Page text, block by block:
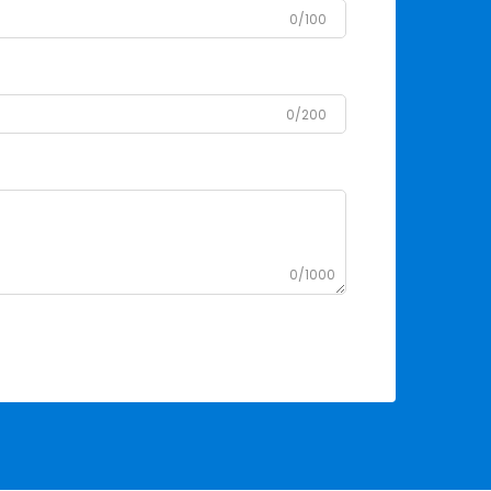
0/100
0/200
0/1000